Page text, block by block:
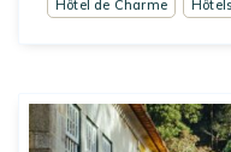
Hôtel de Charme